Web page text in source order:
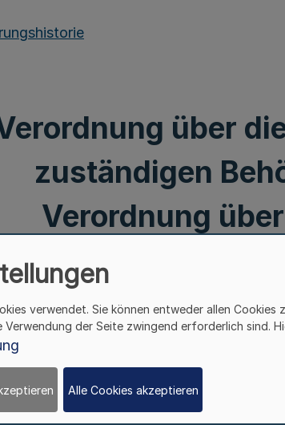
über
zuständigen
Verordnung
Fortbildung
Fahrerlaubnis
verwendet. Sie können entweder allen Cookies
der Seite zwingend erforderlich sind.
Alle Cookies akzeptieren